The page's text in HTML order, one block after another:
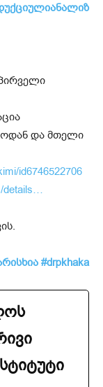
და მთელი
id6746522706
details…
#drpkhaka